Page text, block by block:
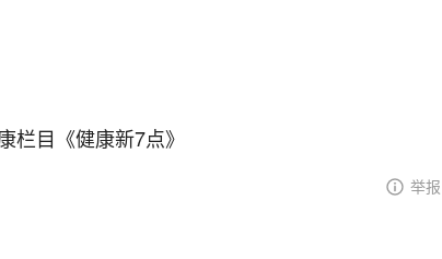
栏目《健康新7点》
举报